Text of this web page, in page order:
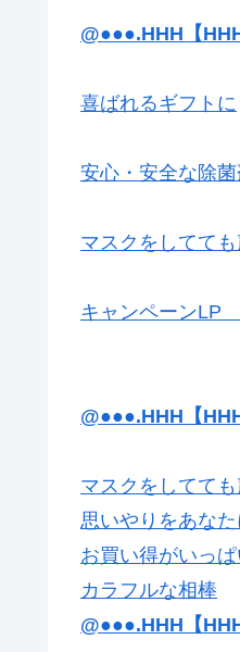
@●●●.HHH【
喜ばれるギフトに
安心・安全な除
マスクをしてても
キャンペーンLP
@●●●.HHH【
マスクをしてても
思いやりをあなた
お買い得がいっぱ
カラフルな相棒
@●●●.HHH【